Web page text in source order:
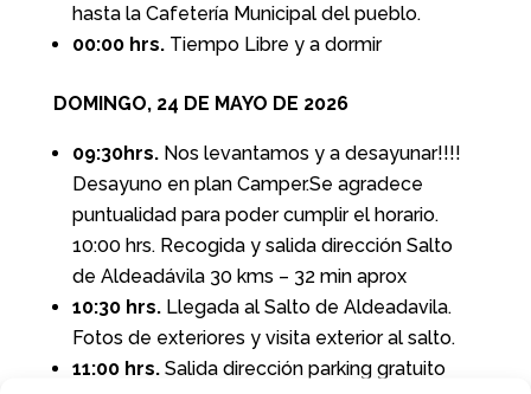
hasta la Cafetería Municipal del pueblo.
00:00 hrs.Tiempo Libre y a dormir
DOMINGO, 24 DE MAYO DE 2026
09:30hrs.Nos levantamos y a desayunar!!!!
Desayuno en plan Camper.Se agradece
puntualidad para poder cumplir el horario.
10:00 hrs. Recogida y salida dirección Salto
de Aldeadávila 30 kms – 32 min aprox
10:30 hrs.Llegada al Salto de Aldeadavila.
Fotos de exteriores y visita exterior al salto.
11:00 hrs.Salida dirección parking gratuito